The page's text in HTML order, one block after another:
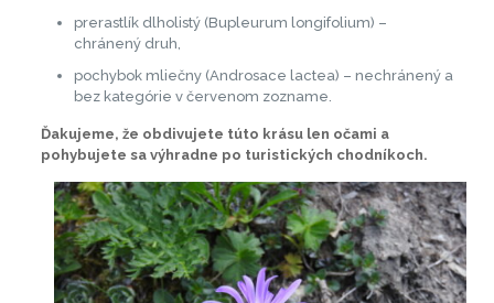
prerastlík dlholistý (Bupleurum longifolium) –
chránený druh,
pochybok mliečny (Androsace lactea) – nechránený a
bez kategórie v červenom zozname.
Ďakujeme, že obdivujete túto krásu len očami a
pohybujete sa výhradne po turistických chodníkoch.